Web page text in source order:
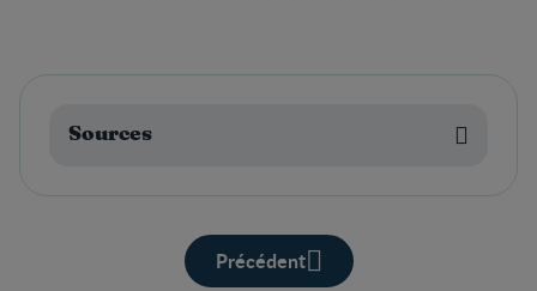
Sources
Précédent